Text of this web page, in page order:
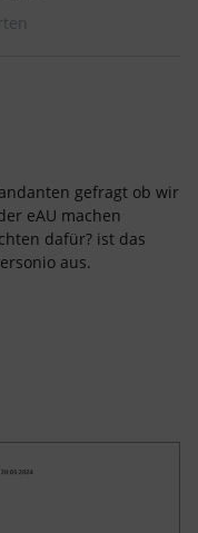
gefragt ob wir
eAU machen
dafür? ist das
aus.